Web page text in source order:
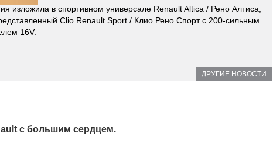
изложила в спортивном универсале Renault Altica / Рено Алтиса,
Clio Renault Sport / Клио Рено Спорт с 200-сильным
16V.
ДРУГИЕ НОВОСТИ
с большим сердцем.